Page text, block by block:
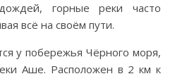
горные реки часто
всё на своём пути.
у побережья Чёрного моря,
Аше. Расположен в 2 км к